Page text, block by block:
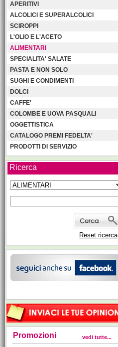
APERITIVI
ALCOLICI E SUPERALCOLICI
SCIROPPI
L'OLIO E L'ACETO
ALIMENTARI
SPECIALITA' SALATE
PASTA E NON SOLO
SUGHI E CONDIMENTI
DOLCI
CAFFE'
COLOMBE E UOVA PASQUALI
OGGETTISTICA
CATALOGO PREMI FEDELTA'
PRODOTTI DI SERVIZIO
Ricerca
Reset ricerca
Promozioni vedi tutte...